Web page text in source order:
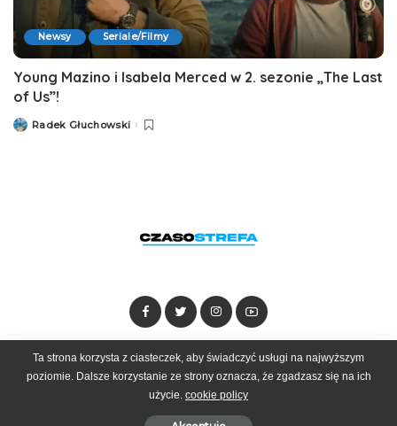
Newsy Seriale/Filmy
Young Mazino i Isabela Merced w 2. sezonie „The Last
of Us”!
PostedRadek Głuchowski
Dołącz do zespołu Kontakt Reklama
Ta strona korzysta z ciasteczek, aby świadczyć usługi na najwyższym
poziomie. Dalsze korzystanie ze strony oznacza, że zgadzasz się na ich
użycie. cookie policy